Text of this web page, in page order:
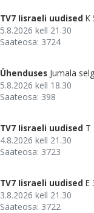
TV7 Iisraeli uudised K
5.8.2026 kell 21.30
Saateosa: 3724
Ühenduses Jumala
5.8.2026 kell 18.30
Saateosa: 398
TV7 Iisraeli uudised T
4.8.2026 kell 21.30
Saateosa: 3723
TV7 Iisraeli uudised E
3.8.2026 kell 21.30
Saateosa: 3722